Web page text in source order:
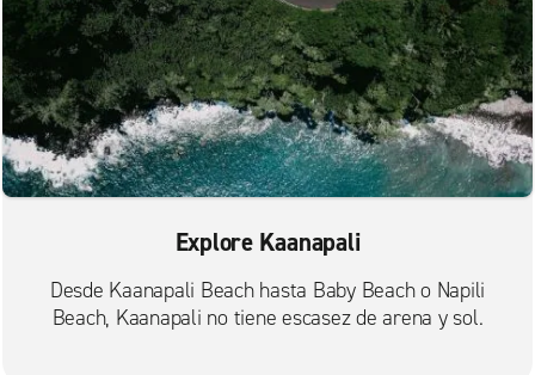
Explore Kaanapali
Desde Kaanapali Beach hasta Baby Beach o Napili
Beach, Kaanapali no tiene escasez de arena y sol.